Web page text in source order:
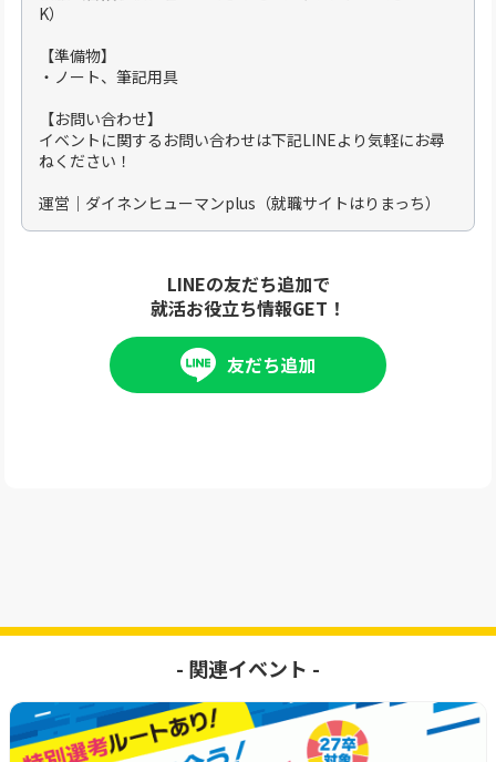
K）
【準備物】
・ノート、筆記用具
【お問い合わせ】
イベントに関するお問い合わせは下記LINEより気軽にお尋
ねください！
運営｜ダイネンヒューマンplus（就職サイトはりまっち）
LINEの友だち追加で
就活お役立ち情報GET！
友だち追加
- 関連イベント -